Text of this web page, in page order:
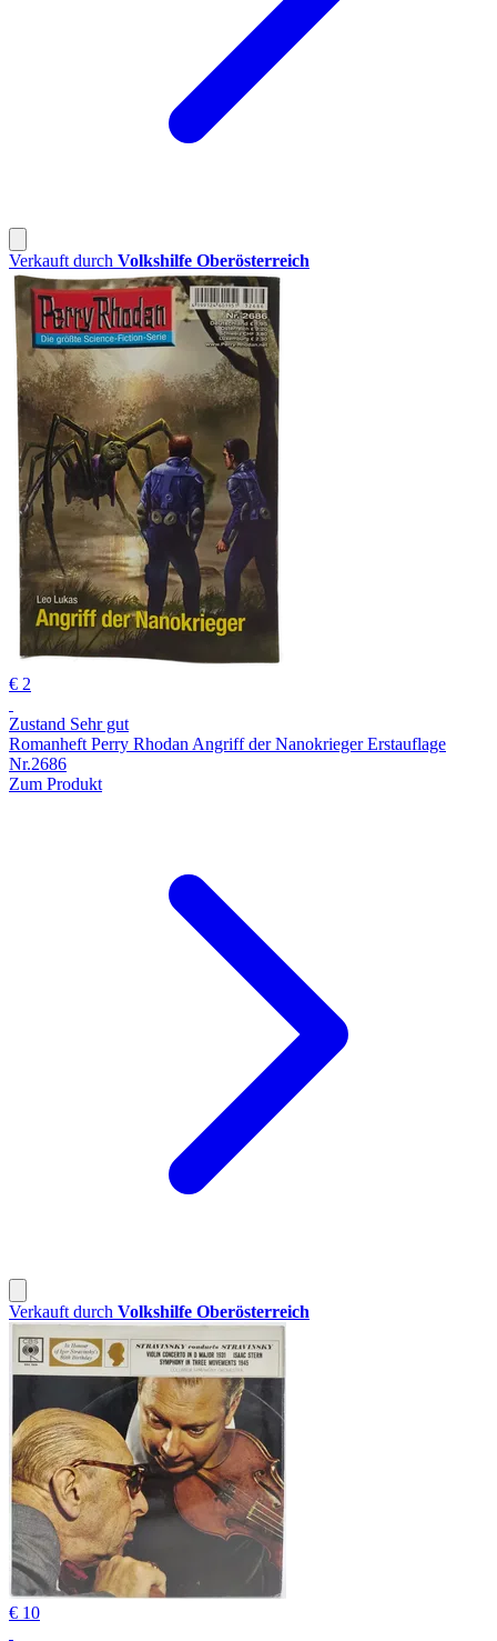
Verkauft durch Volkshilfe Oberösterreich
€ 2
Zustand Sehr gut
Romanheft Perry Rhodan Angriff der Nanokrieger Erstauflage
Nr.2686
Zum Produkt
Verkauft durch Volkshilfe Oberösterreich
€ 10